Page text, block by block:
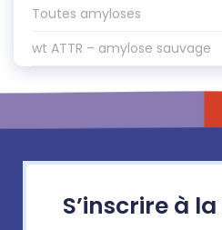
Toutes amyloses
wt ATTR – amylose sauvage
S’inscrire à